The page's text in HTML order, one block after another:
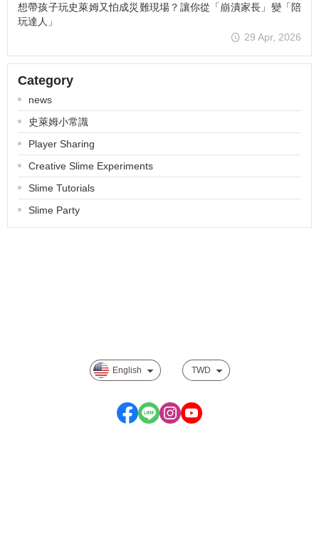
想帶孩子玩史萊姆又怕成災難現場？讓你從「崩潰家長」變「陪
玩達人」
29 Apr, 2026
Category
news
史萊姆小常識
Player Sharing
Creative Slime Experiments
Slime Tutorials
Slime Party
English TWD